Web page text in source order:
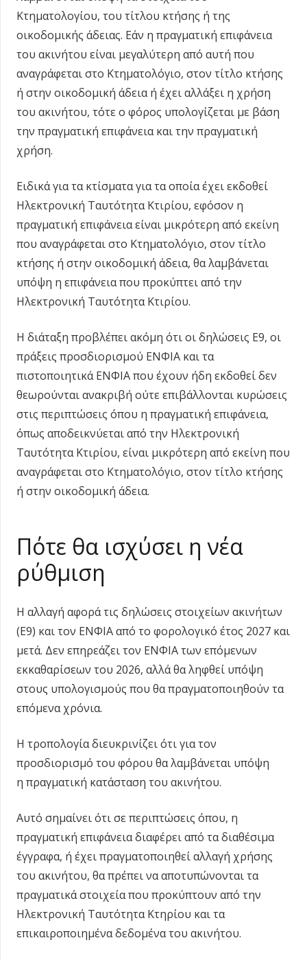
Κτηματολογίου, του τίτλου κτήσης ή της
οικοδομικής άδειας. Εάν η πραγματική επιφάνεια
του ακινήτου είναι μεγαλύτερη από αυτή που
αναγράφεται στο Κτηματολόγιο, στον τίτλο κτήσης
ή στην οικοδομική άδεια ή έχει αλλάξει η χρήση
του ακινήτου, τότε ο φόρος υπολογίζεται με βάση
την πραγματική επιφάνεια και την πραγματική
χρήση.
Ειδικά για τα κτίσματα για τα οποία έχει εκδοθεί
Ηλεκτρονική Ταυτότητα Κτιρίου, εφόσον η
πραγματική επιφάνεια είναι μικρότερη από εκείνη
που αναγράφεται στο Κτηματολόγιο, στον τίτλο
κτήσης ή στην οικοδομική άδεια, θα λαμβάνεται
υπόψη η επιφάνεια που προκύπτει από την
Ηλεκτρονική Ταυτότητα Κτιρίου.
Η διάταξη προβλέπει ακόμη ότι οι δηλώσεις Ε9, οι
πράξεις προσδιορισμού ΕΝΦΙΑ και τα
πιστοποιητικά ΕΝΦΙΑ που έχουν ήδη εκδοθεί δεν
θεωρούνται ανακριβή ούτε επιβάλλονται κυρώσεις
στις περιπτώσεις όπου η πραγματική επιφάνεια,
όπως αποδεικνύεται από την Ηλεκτρονική
Ταυτότητα Κτιρίου, είναι μικρότερη από εκείνη που
αναγράφεται στο Κτηματολόγιο, στον τίτλο κτήσης
ή στην οικοδομική άδεια.
Πότε θα ισχύσει η νέα
ρύθμιση
Η αλλαγή αφορά τις δηλώσεις στοιχείων ακινήτων
(Ε9) και τον ΕΝΦΙΑ από το φορολογικό έτος 2027 και
μετά. Δεν επηρεάζει τον ΕΝΦΙΑ των επόμενων
εκκαθαρίσεων του 2026, αλλά θα ληφθεί υπόψη
στους υπολογισμούς που θα πραγματοποιηθούν τα
επόμενα χρόνια.
Η τροπολογία διευκρινίζει ότι για τον
προσδιορισμό του φόρου θα λαμβάνεται υπόψη
η πραγματική κατάσταση του ακινήτου.
Αυτό σημαίνει ότι σε περιπτώσεις όπου, η
πραγματική επιφάνεια διαφέρει από τα διαθέσιμα
έγγραφα, ή έχει πραγματοποιηθεί αλλαγή χρήσης
του ακινήτου, θα πρέπει να αποτυπώνονται τα
πραγματικά στοιχεία που προκύπτουν από την
Ηλεκτρονική Ταυτότητα Κτηρίου και τα
επικαιροποιημένα δεδομένα του ακινήτου.